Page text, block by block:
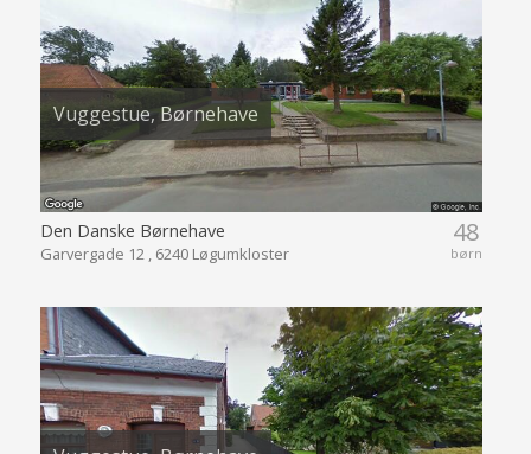
Vuggestue, Børnehave
48
børn
Den Danske Børnehave
Garvergade 12 , 6240 Løgumkloster